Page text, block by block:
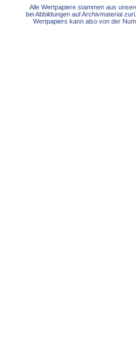
Alle Wertpapiere stammen aus
bei Abbildungen auf Archivmaterial
Wertpapiers kann also von der